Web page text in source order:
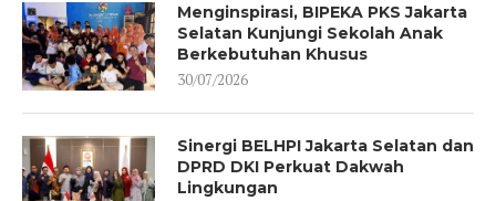
Menginspirasi, BIPEKA PKS Jakarta
Selatan Kunjungi Sekolah Anak
Berkebutuhan Khusus
30/07/2026
Sinergi BELHPI Jakarta Selatan dan
DPRD DKI Perkuat Dakwah
Lingkungan